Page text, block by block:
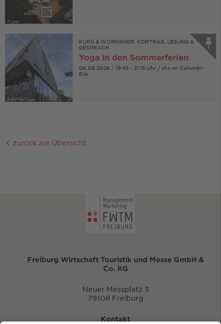
© petry
© FWTM-Vögtle
KURS & WORKSHOP, VORTRAG, LESUNG &
GESPRÄCH
Yoga in den Sommerferien
06.08.2026 / 19:45 - 21:15 Uhr / vhs im Colombi-
Eck
zurück zur Übersicht
Freiburg Wirtschaft Touristik und Messe GmbH &
Co. KG
Neuer Messplatz 3
79108 Freiburg
Kontakt